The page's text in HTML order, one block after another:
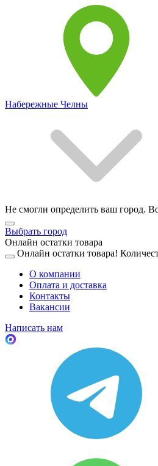
Набережные Челны
Не смогли определить ваш город.
Выбрать город
Онлайн остатки товара
Онлайн остатки товара!
О компании
Оплата и доставка
Контакты
Вакансии
Написать нам